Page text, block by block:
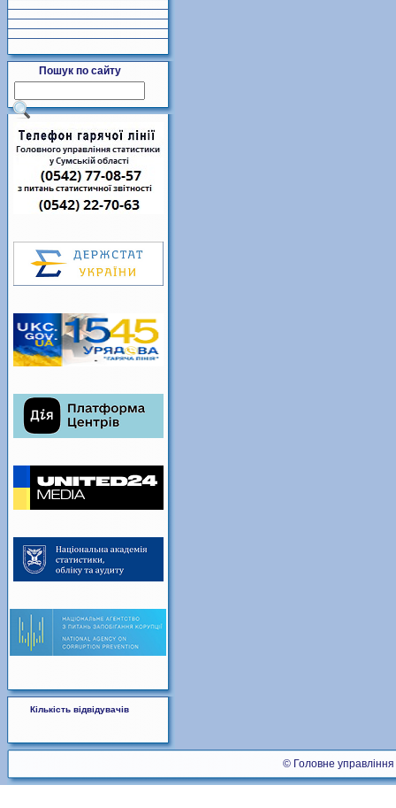
Пошук по сайту
Кількість відвідувачів
© Головне управління